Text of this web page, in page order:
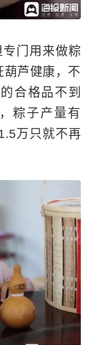
门用来做粽
芦健康，不
合格品不到
粽子产量有
万只就不再